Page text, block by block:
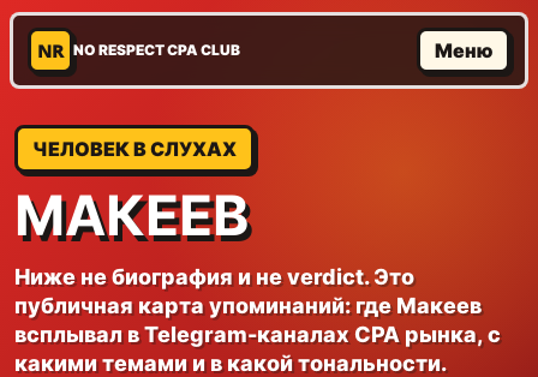
NR NO RESPECT CPA CLUB Меню
ЧЕЛОВЕК В СЛУХАХ
МАКЕЕВ
Ниже не биография и не verdict. Это
публичная карта упоминаний: где Макеев
всплывал в Telegram-каналах CPA рынка, с
какими темами и в какой тональности.